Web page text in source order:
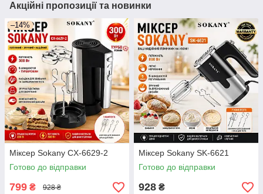
Акційні пропозиції та новинки
–14%
Міксер Sokany CX-6629-2
Готово до відправки
799 ₴ 928 ₴
Міксер Sokany SK-6621
Готово до відправки
928 ₴